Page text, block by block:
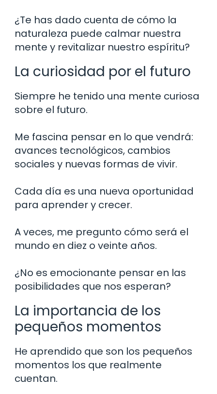
¿Te has dado cuenta de cómo la
naturaleza puede calmar nuestra
mente y revitalizar nuestro espíritu?
La curiosidad por el futuro
Siempre he tenido una mente curiosa
sobre el futuro.
Me fascina pensar en lo que vendrá:
avances tecnológicos, cambios
sociales y nuevas formas de vivir.
Cada día es una nueva oportunidad
para aprender y crecer.
A veces, me pregunto cómo será el
mundo en diez o veinte años.
¿No es emocionante pensar en las
posibilidades que nos esperan?
La importancia de los
pequeños momentos
He aprendido que son los pequeños
momentos los que realmente
cuentan.